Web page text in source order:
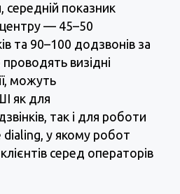
показник
центру — 45–50
та 90–100 додзвонів за
визідні
можуть
як для
так і для роботи
у якому робот
серед операторів